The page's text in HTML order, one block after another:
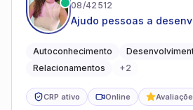
08/42512
Ajudo pessoas a
Autoconhecimento
Relacionamentos
+2
CRP ativo Online